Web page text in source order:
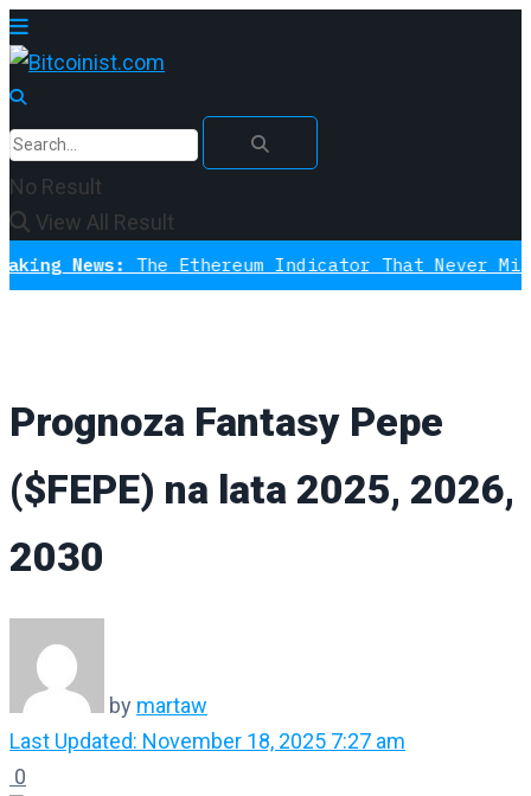
No Result
View All Result
The Ethereum Indicator That Never Missed A
Prognoza Fantasy Pepe
($FEPE) na lata 2025, 2026,
2030
by martaw
Last Updated: November 18, 2025 7:27 am
0